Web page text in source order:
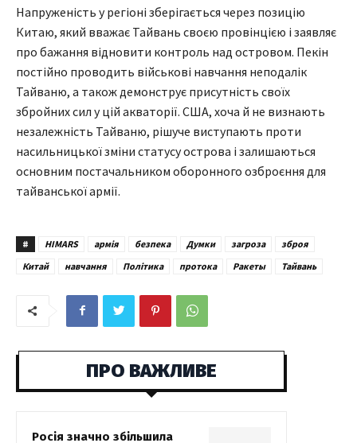
Напруженість у регіоні зберігається через позицію
Китаю, який вважає Тайвань своєю провінцією і заявляє
про бажання відновити контроль над островом. Пекін
постійно проводить військові навчання неподалік
Тайваню, а також демонструє присутність своїх
збройних сил у цій акваторії. США, хоча й не визнають
незалежність Тайваню, рішуче виступають проти
насильницької зміни статусу острова і залишаються
основним постачальником оборонного озброєння для
тайванської армії.
# HIMARS армія безпека Думки загроза
зброя
Китай
навчання Політика протока Ракеты Тайвань
ПРО ВАЖЛИВЕ
Росія значно збільшила